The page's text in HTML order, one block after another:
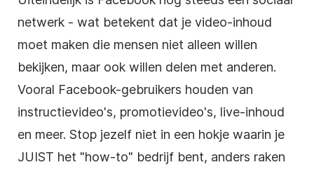
netwerk - wat betekent dat je video-inhoud
moet maken die mensen niet alleen willen
bekijken, maar ook willen delen met anderen.
Vooral Facebook-gebruikers houden van
instructievideo's, promotievideo's, live-inhoud
en meer. Stop jezelf niet in een hokje waarin je
JUIST het "how-to" bedrijf bent, anders raken